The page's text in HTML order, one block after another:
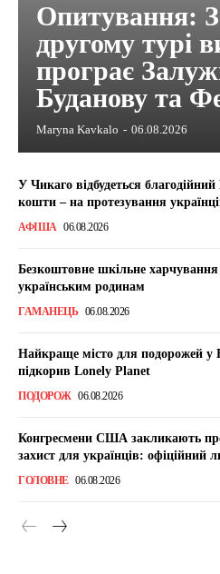
Опитування:
другому турі
програє
Буданову та
Maryna Kavkalo - 06.08.2026
У Чикаго відбудеться
кошти – на протезування
АФІША 06.08.2026
Безкоштовне шкільне
українським родинам
ГАМАНЕЦЬ 06.08.2026
Найкраще місто для подорожей у
підкорив Lonely Planet
ПОДОРОЖ 06.08.2026
Конгресмени США закликають
захист для українців: офіційний
ГОЛОВНЕ 06.08.2026